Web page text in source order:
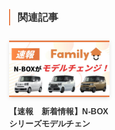
関連記事
【速報 新着情報】N-BOX
シリーズモデルチェン